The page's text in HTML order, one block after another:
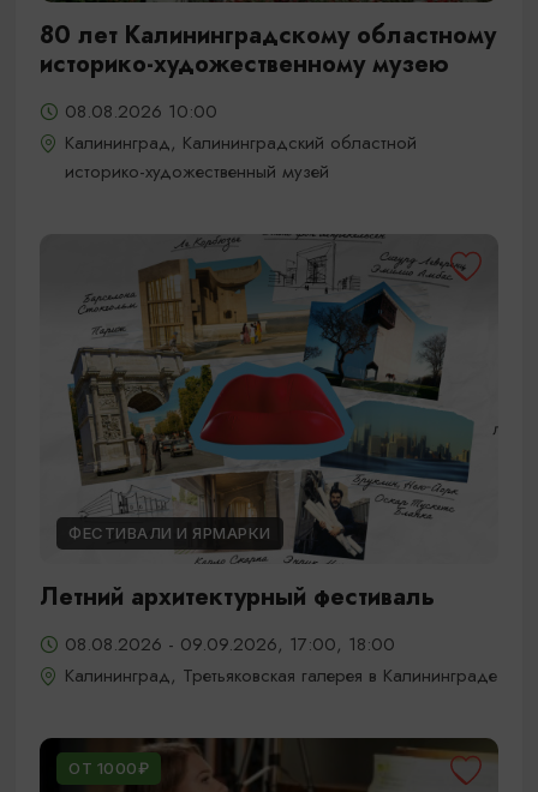
80 лет Калининградскому областному
историко-художественному музею
08.08.2026 10:00
Калининград, Калининградский областной
историко-художественный музей
ФЕСТИВАЛИ И ЯРМАРКИ
Летний архитектурный фестиваль
08.08.2026 - 09.09.2026, 17:00, 18:00
Калининград, Третьяковская галерея в Калининграде
ОТ 1000₽